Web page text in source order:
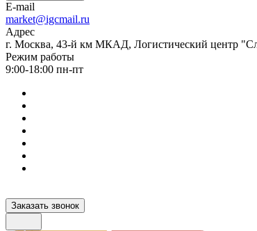
E-mail
market@igcmail.ru
Адрес
г. Москва, 43-й км МКАД, Логистический центр
Режим работы
9:00-18:00 пн-пт
Заказать звонок